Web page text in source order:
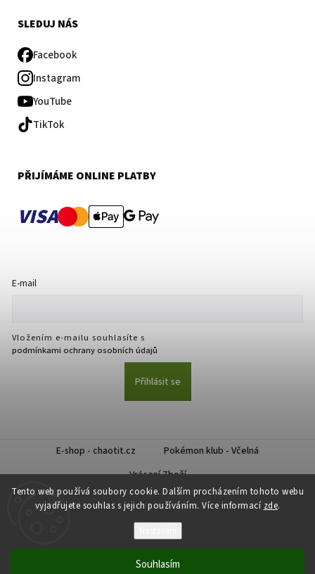
Tento web používá soubory cookie. Dalším procházením tohoto webu
vyjadřujete souhlas s jejich používáním. Více informací zde.
Souhlasím
SLEDUJ NÁS
Facebook
Instagram
YouTube
TikTok
PŘIJÍMÁME ONLINE PLATBY
VISA
E-mail
Vložením e-mailu souhlasíte s
podmínkami ochrany osobních údajů
Přihlásit se
E-shop - chaotit.cz
Pokémon klub - Včelná
Vrácení Zboží
CHAOTIT. Všechna práva vyhrazena.